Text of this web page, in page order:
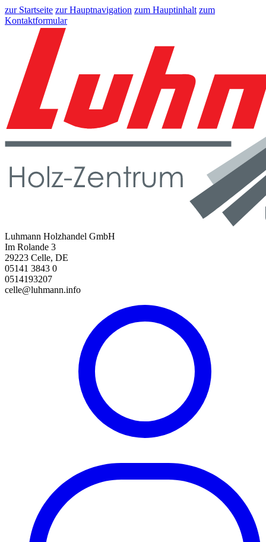
zur Startseite zur Hauptnavigation zum Hauptinhalt zum
Kontaktformular
Luhmann Holzhandel GmbH
Im Rolande 3
29223 Celle, DE
05141 3843 0
0514193207
celle@luhmann.info